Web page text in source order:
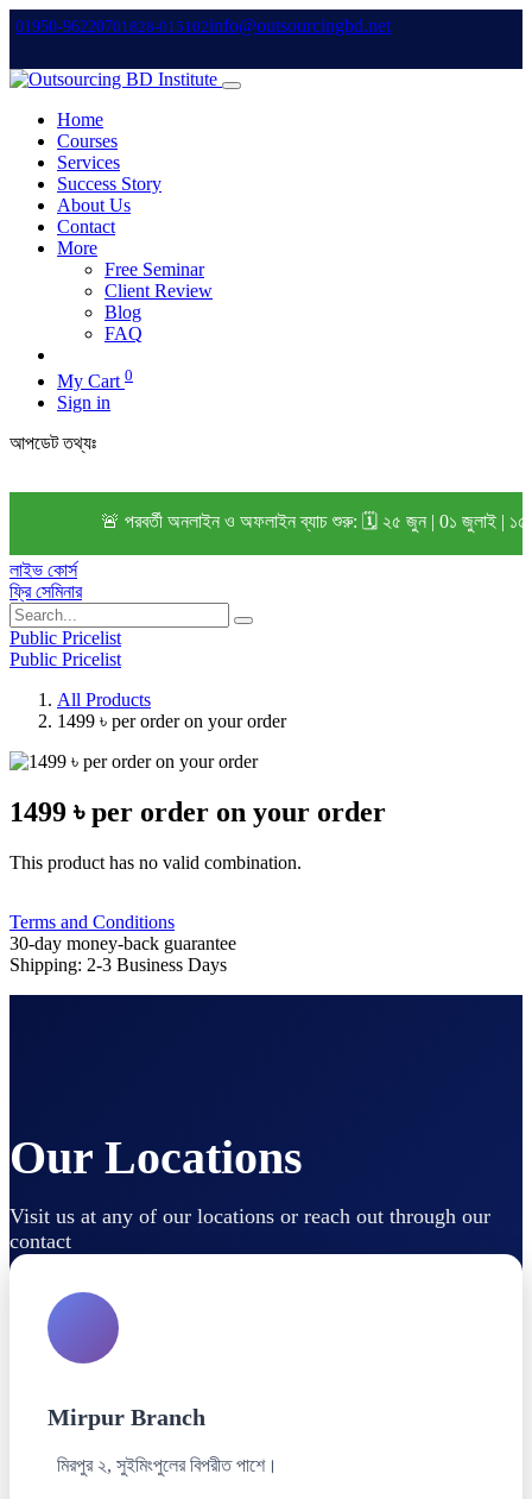
01950-96220701828-015102info@outsourcingbd.net
Home
Courses
Services
Success Story
About Us
Contact
More
Free Seminar
Client Review
Blog
FAQ
My Cart 0
Sign in
আপডেট তথ্যঃ
🚨 পরবর্তী অনলাইন ও অফলাইন ব্যাচ শুরু: 🗓️ ২৫ জুন | 0১ জুলাই | ১৫
লাইভ কোর্স
ফ্রি সেমিনার
Public Pricelist
Public Pricelist
All Products
1499 ৳ per order on your order
1499 ৳ per order on your order
This product has no valid combination.
Terms and Conditions
30-day money-back guarantee
Shipping: 2-3 Business Days
Our Locations
Visit us at any of our locations or reach out through our
contact
Mirpur Branch
মিরপুর ২, সুইমিংপুলের বিপরীত পাশে।